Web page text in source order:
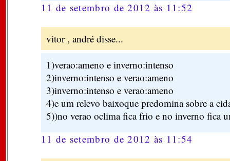
11 de setembro de 2012 às 11:52
vitor , andré disse...
1)verao:ameno e inverno:intenso
2)inverno:intenso e verao:ameno
3)inverno:intenso e verao:ameno
4)e um relevo baixoque predomina sobre a
5))no verao oclima fica frio e no inverno fica
11 de setembro de 2012 às 11:54